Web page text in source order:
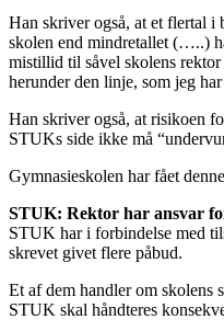
Han skriver også, at et flertal i
skolen end mindretallet (…..)
mistillid til såvel skolens
herunder den linje, som jeg
Han skriver også, at risikoen
STUKs side ikke må
Gymnasieskolen har fået
STUK: Rektor har ansvar
STUK har i forbindelse med
skrevet givet flere påbud.
Et af dem handler om skolens
STUK skal håndteres